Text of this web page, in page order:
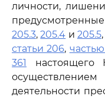
личности,
205.3,205.4 и 205.5
статьи 206, частью
361
настоящего
деятельности